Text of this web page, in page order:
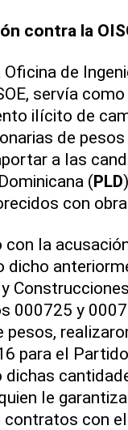
contra la
de
servía
ilícito de
de
a las
(PLD
con
con la
dicho
000725 y
pesos,
para el
dichas
le
contratos con